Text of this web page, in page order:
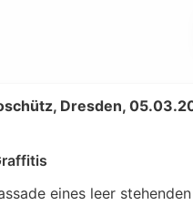
Dresden,
eines leer stehenden